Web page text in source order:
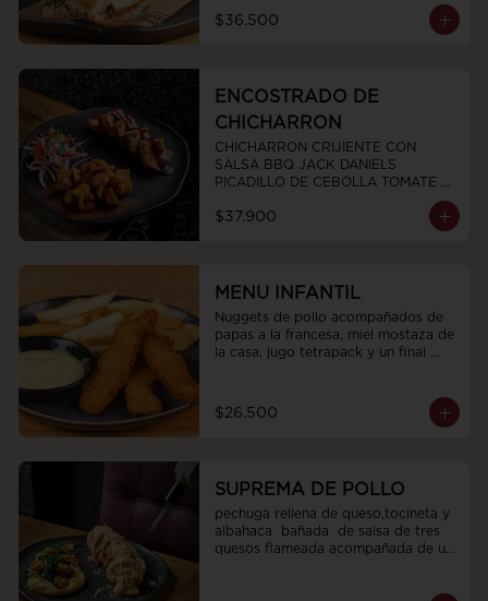
$36.500
ENCOSTRADO DE
CHICHARRON
CHICHARRON CRIJIENTE CON
SALSA BBQ JACK DANIELS
PICADILLO DE CEBOLLA TOMATE Y
$37.900
MENU INFANTIL
Nuggets de pollo acompañados de
papas a la francesa, miel mostaza de
la casa, jugo tetrapack y un final
$26.500
SUPREMA DE POLLO
pechuga rellena de queso,tocineta y
albahaca  bañada  de salsa de tres
quesos flameada acompañada de un